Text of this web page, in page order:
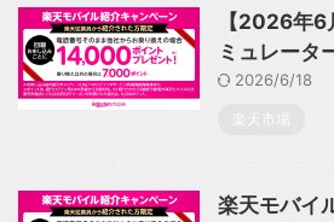
【2026年6
ミュレータ
2026/6/18
楽天市場
楽天モバイ